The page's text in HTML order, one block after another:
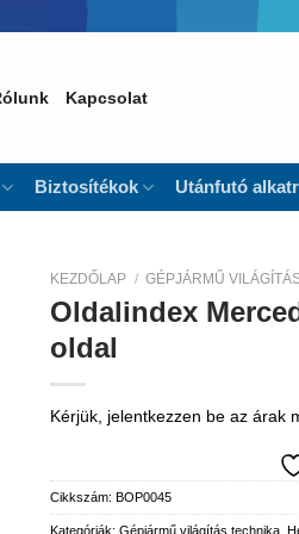
Kapcsolat
Biztosítékok Utánfutó
KEZDŐLAP / GÉPJÁRMŰ
Oldalindex
oldal
Kérjük, jelentkezzen be az árak
Cikkszám: BOP0045
Kategóriák: Gépjármű világítás technika